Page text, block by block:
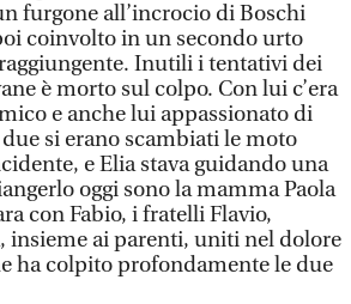
furgone all’incrocio di Boschi
coinvolto in un secondo urto
Inutili i tentativi dei
è morto sul colpo. Con lui c’era
e anche lui appassionato di
si erano scambiati le moto
e Elia stava guidando una
oggi sono la mamma Paola
con Fabio, i fratelli Flavio,
insieme ai parenti, uniti nel dolore
ha colpito profondamente le due